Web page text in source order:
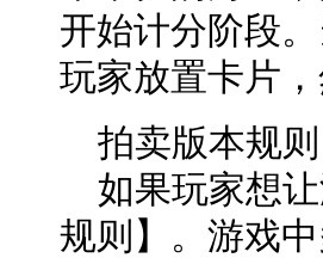
开始计分阶段
玩家放置卡片
拍卖版本规则
如果玩家想让
规则】。游戏